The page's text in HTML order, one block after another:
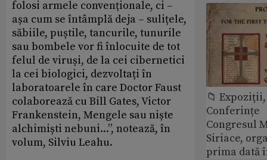
folosi armele convenționale, ci –
așa cum se întâmplă deja – sulițele,
săbiile, puștile, tancurile, tunurile
sau bombele vor fi înlocuite de tot
felul de viruși, de la cei cibernetici
la cei biologici, dezvoltați în
laboratoarele în care Doctor Faust
colaborează cu Bill Gates, Victor
Frankenstein, Mengele sau niște
alchimiști nebuni...”, notează, în
volum, Silviu Leahu.
📁
Conferințe
Congresul
Siriace,
prima dată